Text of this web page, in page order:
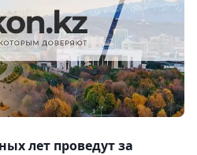
лет проведут за